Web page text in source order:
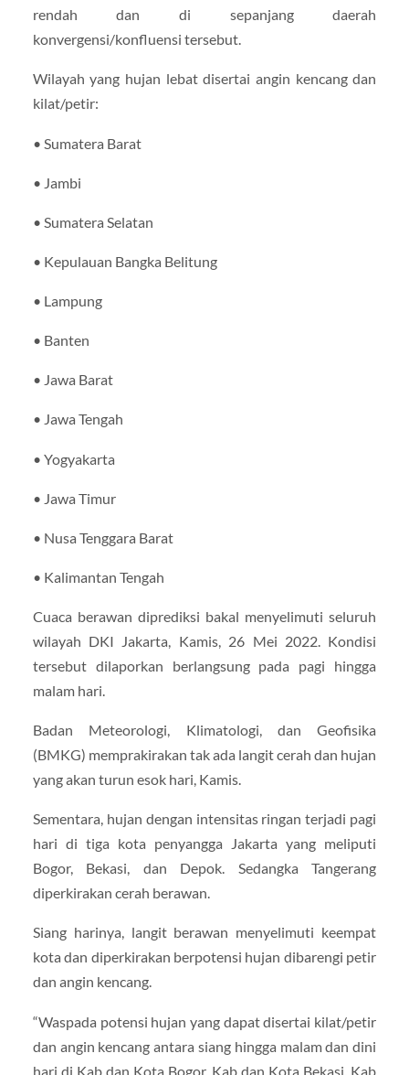
rendah dan di sepanjang daerah
konvergensi/konfluensi tersebut.
Wilayah yang hujan lebat disertai angin kencang dan
kilat/petir:
• Sumatera Barat
• Jambi
• Sumatera Selatan
• Kepulauan Bangka Belitung
• Lampung
• Banten
• Jawa Barat
• Jawa Tengah
• Yogyakarta
• Jawa Timur
• Nusa Tenggara Barat
• Kalimantan Tengah
Cuaca berawan diprediksi bakal menyelimuti seluruh
wilayah DKI Jakarta, Kamis, 26 Mei 2022. Kondisi
tersebut dilaporkan berlangsung pada pagi hingga
malam hari.
Badan Meteorologi, Klimatologi, dan Geofisika
(BMKG) memprakirakan tak ada langit cerah dan hujan
yang akan turun esok hari, Kamis.
Sementara, hujan dengan intensitas ringan terjadi pagi
hari di tiga kota penyangga Jakarta yang meliputi
Bogor, Bekasi, dan Depok. Sedangka Tangerang
diperkirakan cerah berawan.
Siang harinya, langit berawan menyelimuti keempat
kota dan diperkirakan berpotensi hujan dibarengi petir
dan angin kencang.
“Waspada potensi hujan yang dapat disertai kilat/petir
dan angin kencang antara siang hingga malam dan dini
hari di Kab dan Kota Bogor, Kab dan Kota Bekasi, Kab